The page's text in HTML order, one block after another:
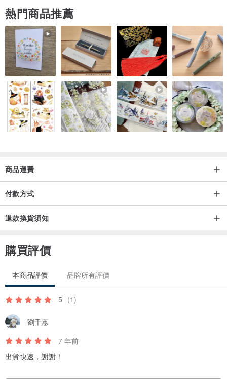
/ 商品尺寸cm / 9x14.1
/ 包裝尺寸cm / 9.3x14.5x0.3
/ 材 質 / 100g模造紙
/ 重量 (g) / 60
ICONIC-韓國文創品牌
※特價出清品賣場連結※
熱門商品推薦
商品運費
付款方式
退款換貨須知
購買評價
本商品評價 品牌所有評價
5 (1)
劉千蕙
7 年前
出貨快速，謝謝！